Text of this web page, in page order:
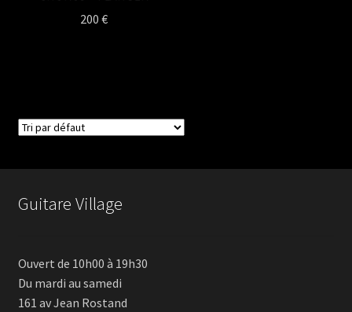
200 €
Guitare Village
Ouvert de 10h00 à 19h30
Du mardi au samedi
161 av Jean Rostand